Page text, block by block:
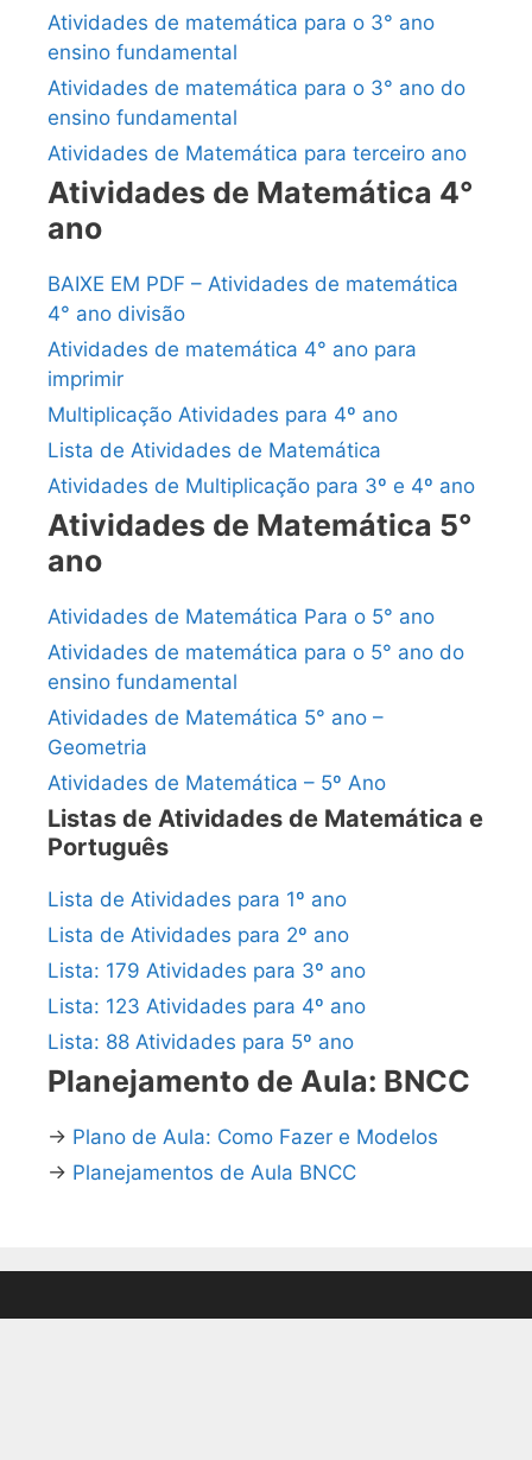
Atividades de matemática para o 3° ano
ensino fundamental
Atividades de matemática para o 3° ano do
ensino fundamental
Atividades de Matemática para terceiro ano
Atividades de Matemática 4°
ano
BAIXE EM PDF – Atividades de matemática
4° ano divisão
Atividades de matemática 4° ano para
imprimir
Multiplicação Atividades para 4º ano
Lista de Atividades de Matemática
Atividades de Multiplicação para 3º e 4º ano
Atividades de Matemática 5°
ano
Atividades de Matemática Para o 5° ano
Atividades de matemática para o 5° ano do
ensino fundamental
Atividades de Matemática 5° ano –
Geometria
Atividades de Matemática – 5º Ano
Listas de Atividades de Matemática e
Português
Lista de Atividades para 1º ano
Lista de Atividades para 2º ano
Lista: 179 Atividades para 3º ano
Lista: 123 Atividades para 4º ano
Lista: 88 Atividades para 5º ano
Planejamento de Aula: BNCC
→ Plano de Aula: Como Fazer e Modelos
→ Planejamentos de Aula BNCC